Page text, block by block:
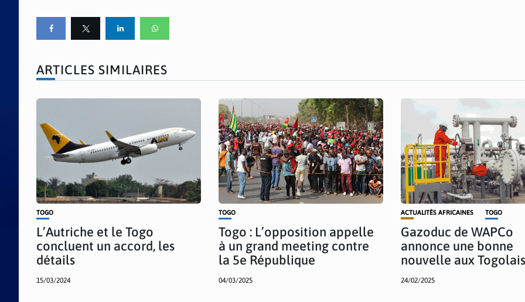
ARTICLES SIMILAIRES
TOGO
L’Autriche et le Togo
concluent un accord, les
détails
15/03/2024
TOGO
Togo : L’opposition appelle
à un grand meeting contre
la 5e République
04/03/2025
ACTUALITÉS AFRICAINES TOGO
Gazoduc de WAPCo
annonce une bonne
nouvelle aux
24/02/2025